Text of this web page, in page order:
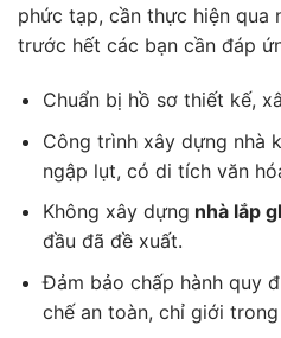
phức tạp, cần thực hiện qua
trước hết các bạn cần đáp
Chuẩn bị hồ sơ thiết kế,
Công trình xây dựng nhà
ngập lụt, có di tích văn
Không xây dựng nhà lắp
đầu đã đề xuất.
Đảm bảo chấp hành quy
chế an toàn, chỉ giới